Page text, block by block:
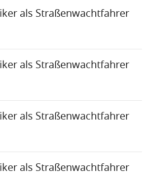
als Straßenwachtfahrer
als Straßenwachtfahrer
als Straßenwachtfahrer
als Straßenwachtfahrer